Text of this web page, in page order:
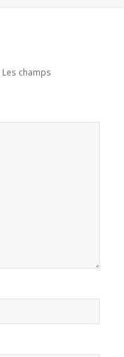
Les champs